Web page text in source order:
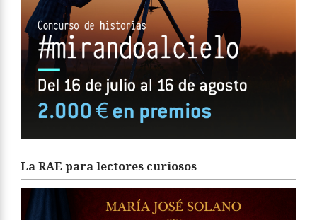
La RAE para lectores curiosos